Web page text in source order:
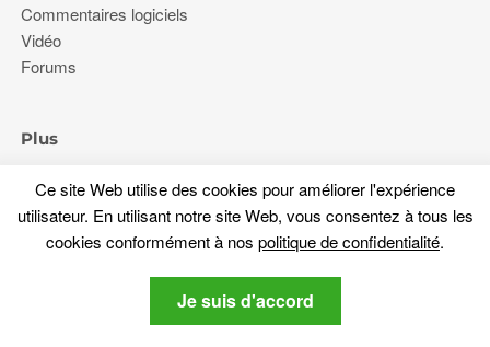
Ce site Web utilise des cookies pour améliorer l'expérience
utilisateur. En utilisant notre site Web, vous consentez à tous les
cookies conformément à nos politique de confidentialité.
Je suis d'accord
Commentaires logiciels
Vidéo
Forums
Plus
politique de confidentialité
Contactez nous
Restez à l'écoute
Abonnez-vous à notre newsletter sur les dernières nouvelles